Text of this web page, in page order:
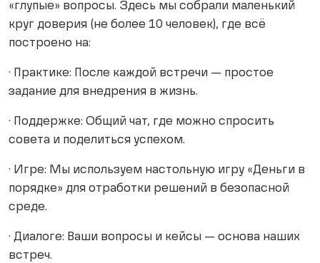
«глупые» вопросы. Здесь мы собрали маленький
круг доверия (не более 10 человек), где всё
построено на:
· Практике: После каждой встречи — простое
задание для внедрения в жизнь.
· Поддержке: Общий чат, где можно спросить
совета и поделиться успехом.
· Игре: Мы используем настольную игру «Деньги в
порядке» для отработки решений в безопасной
среде.
· Диалоге: Ваши вопросы и кейсы — основа наших
встреч.